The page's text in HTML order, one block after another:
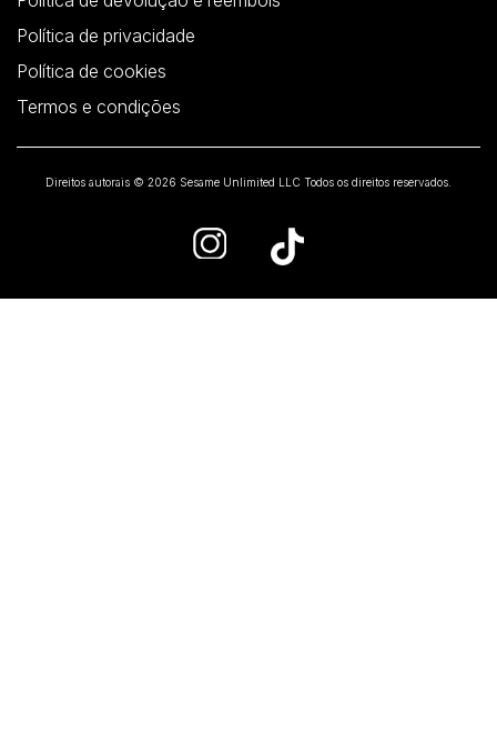
Política de privacidade
Política de cookies
Termos e condições
Direitos autorais © 2026 Sesame Unlimited LLC Todos os direitos reservados.